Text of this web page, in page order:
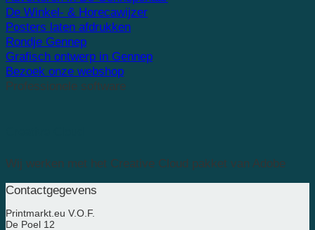
De Winkel- & Horecawijzer
Posters laten afdrukken
Rondje Gennep
Grafisch ontwerp in Gennep
Bezoek onze webshop
Professionele software
Wij werken met het Creative Cloud pakket van Adobe
Contactgegevens
Printmarkt.eu V.O.F.
De Poel 12